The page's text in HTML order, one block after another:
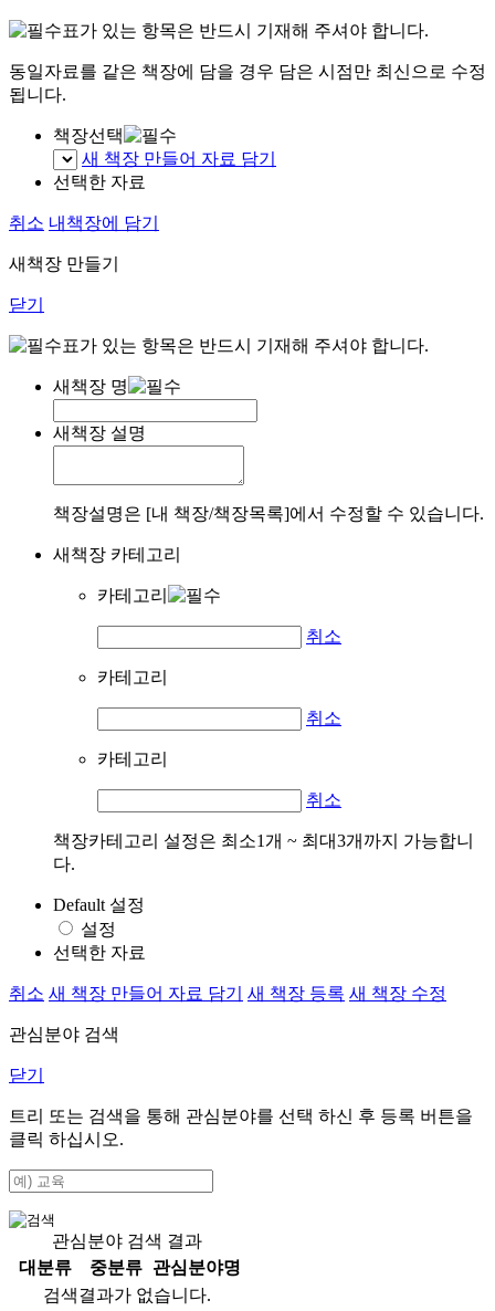
표가 있는 항목은 반드시 기재해 주셔야 합니다.
동일자료를 같은 책장에 담을 경우 담은 시점만 최신으로 수정
됩니다.
책장선택
새 책장 만들어 자료 담기
선택한 자료
취소 내책장에 담기
새책장 만들기
닫기
표가 있는 항목은 반드시 기재해 주셔야 합니다.
새책장 명
새책장 설명
책장설명은 [내 책장/책장목록]에서 수정할 수 있습니다.
새책장 카테고리
카테고리
취소
카테고리
취소
카테고리
취소
책장카테고리 설정은 최소1개 ~ 최대3개까지 가능합니
다.
Default 설정
설정
선택한 자료
취소 새 책장 만들어 자료 담기 새 책장 등록 새 책장 수정
관심분야 검색
닫기
트리 또는 검색을 통해 관심분야를 선택 하신 후 등록 버튼을
클릭 하십시오.
관심분야 검색 결과
대분류
중분류
관심분야명
검색결과가 없습니다.